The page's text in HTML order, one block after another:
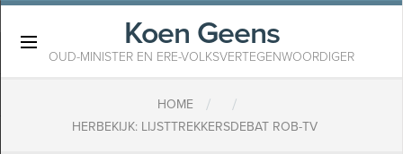
Koen Geens
OUD-MINISTER EN ERE-VOLKSVERTEGENWOORDIGER
HOME / /
HERBEKIJK: LIJSTTREKKERSDEBAT ROB-TV